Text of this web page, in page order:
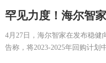
4月27日，海尔智家在发布稳健
告称，将2023-2025年回购计划